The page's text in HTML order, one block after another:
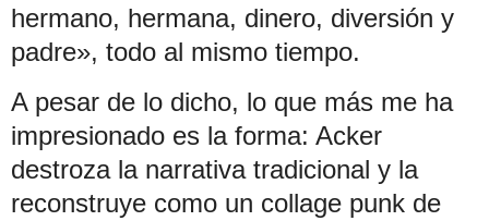
hermano, hermana, dinero, diversión y
padre», todo al mismo tiempo.
A pesar de lo dicho, lo que más me ha
impresionado es la forma: Acker
destroza la narrativa tradicional y la
reconstruye como un collage punk de